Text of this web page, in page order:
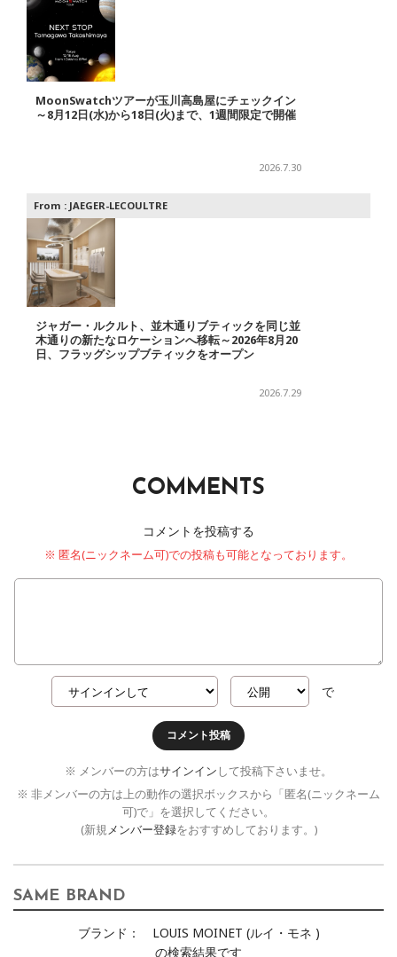
MoonSwatchツアーが玉川高島屋にチェックイン
～8月12日(水)から18日(火)まで、1週間限定で開催
2026.7.30
From : JAEGER-LECOULTRE
ジャガー・ルクルト、並木通りブティックを同じ並
木通りの新たなロケーションへ移転～2026年8月20
日、フラッグシップブティックをオープン
2026.7.29
COMMENTS
コメントを投稿する
※ 匿名(ニックネーム可)での投稿も可能となっております。
で
コメント投稿
※ メンバーの方はサインイン して投稿下さいませ。
※ 非メンバーの方は上の動作の選択ボックスから「匿名(ニックネーム
可)で」を選択してください。
(新規メンバー登録をおすすめしております。)
SAME BRAND
ブランド：
LOUIS MOINET (ルイ・モネ )
の検索結果です